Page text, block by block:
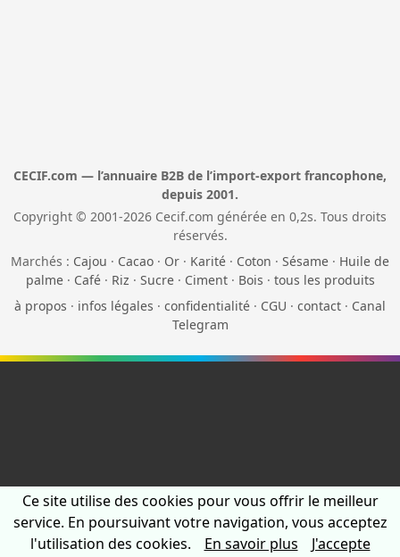
CECIF.com — l’annuaire B2B de l’import-export francophone,
depuis 2001.
Copyright © 2001-2026 Cecif.com générée en 0,2s. Tous droits
réservés.
Marchés : Cajou · Cacao · Or · Karité · Coton · Sésame · Huile de
palme· Café· Riz · Sucre· Ciment· Bois · tous les produits
à propos · infos légales · confidentialité · CGU · contact · Canal
Telegram
Ce site utilise des cookies pour vous offrir le meilleur
service. En poursuivant votre navigation, vous acceptez
l'utilisation des cookies.
En savoir plus J'accepte